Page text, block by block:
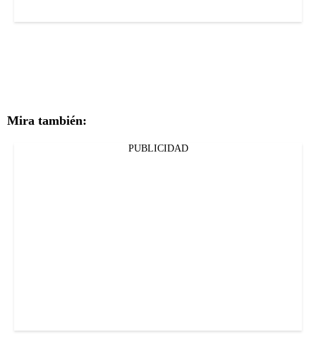
Mira también:
PUBLICIDAD